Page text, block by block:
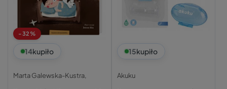
-32%
14kupiło
Marta Galewska-Kustra,
15kupiło
Akuku